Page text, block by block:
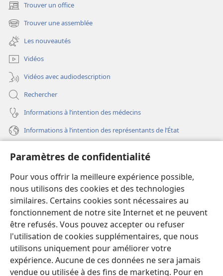
Paramètres de confidentialité
Pour vous offrir la meilleure expérience possible,
nous utilisons des cookies et des technologies
similaires. Certains cookies sont nécessaires au
fonctionnement de notre site Internet et ne peuvent
être refusés. Vous pouvez accepter ou refuser
l'utilisation de cookies supplémentaires, que nous
utilisons uniquement pour améliorer votre
expérience. Aucune de ces données ne sera jamais
vendue ou utilisée à des fins de marketing. Pour en
Trouver un office
(ouvre
une
nouvelle
fenêtre)
Trouver une assemblée
(ouvre
une
nouvelle
fenêtre)
Les nouveautés
Vidéos
Vidéos avec audiodescription
Rechercher
Informations à l’intention des médecins
Informations à l’intention des représentants de l’État
(ouvre
une
nouvelle
fenêtre)
Bibliothèque en ligne
(ouvre
une
nouvelle
fenêtre)
JW Hub®
(ouvre
une
nouvelle
fenêtre)
JW Library
Watchtower Library